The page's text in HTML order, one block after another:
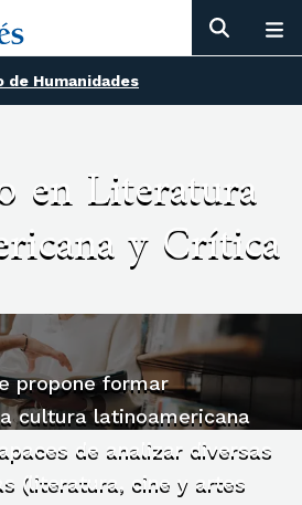
de Humanidades
en Literatura
y Crítica
propone formar
cultura latinoamericana
de analizar diversas
(literatura, cine y artes